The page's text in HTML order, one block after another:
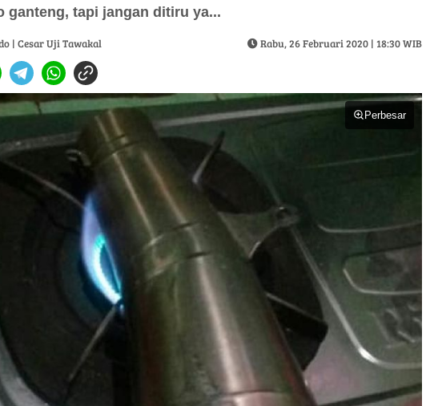
ganteng, tapi jangan ditiru ya...
| Cesar Uji Tawakal Rabu, 26 Februari 2020 | 18:30 WIB
Perbesar